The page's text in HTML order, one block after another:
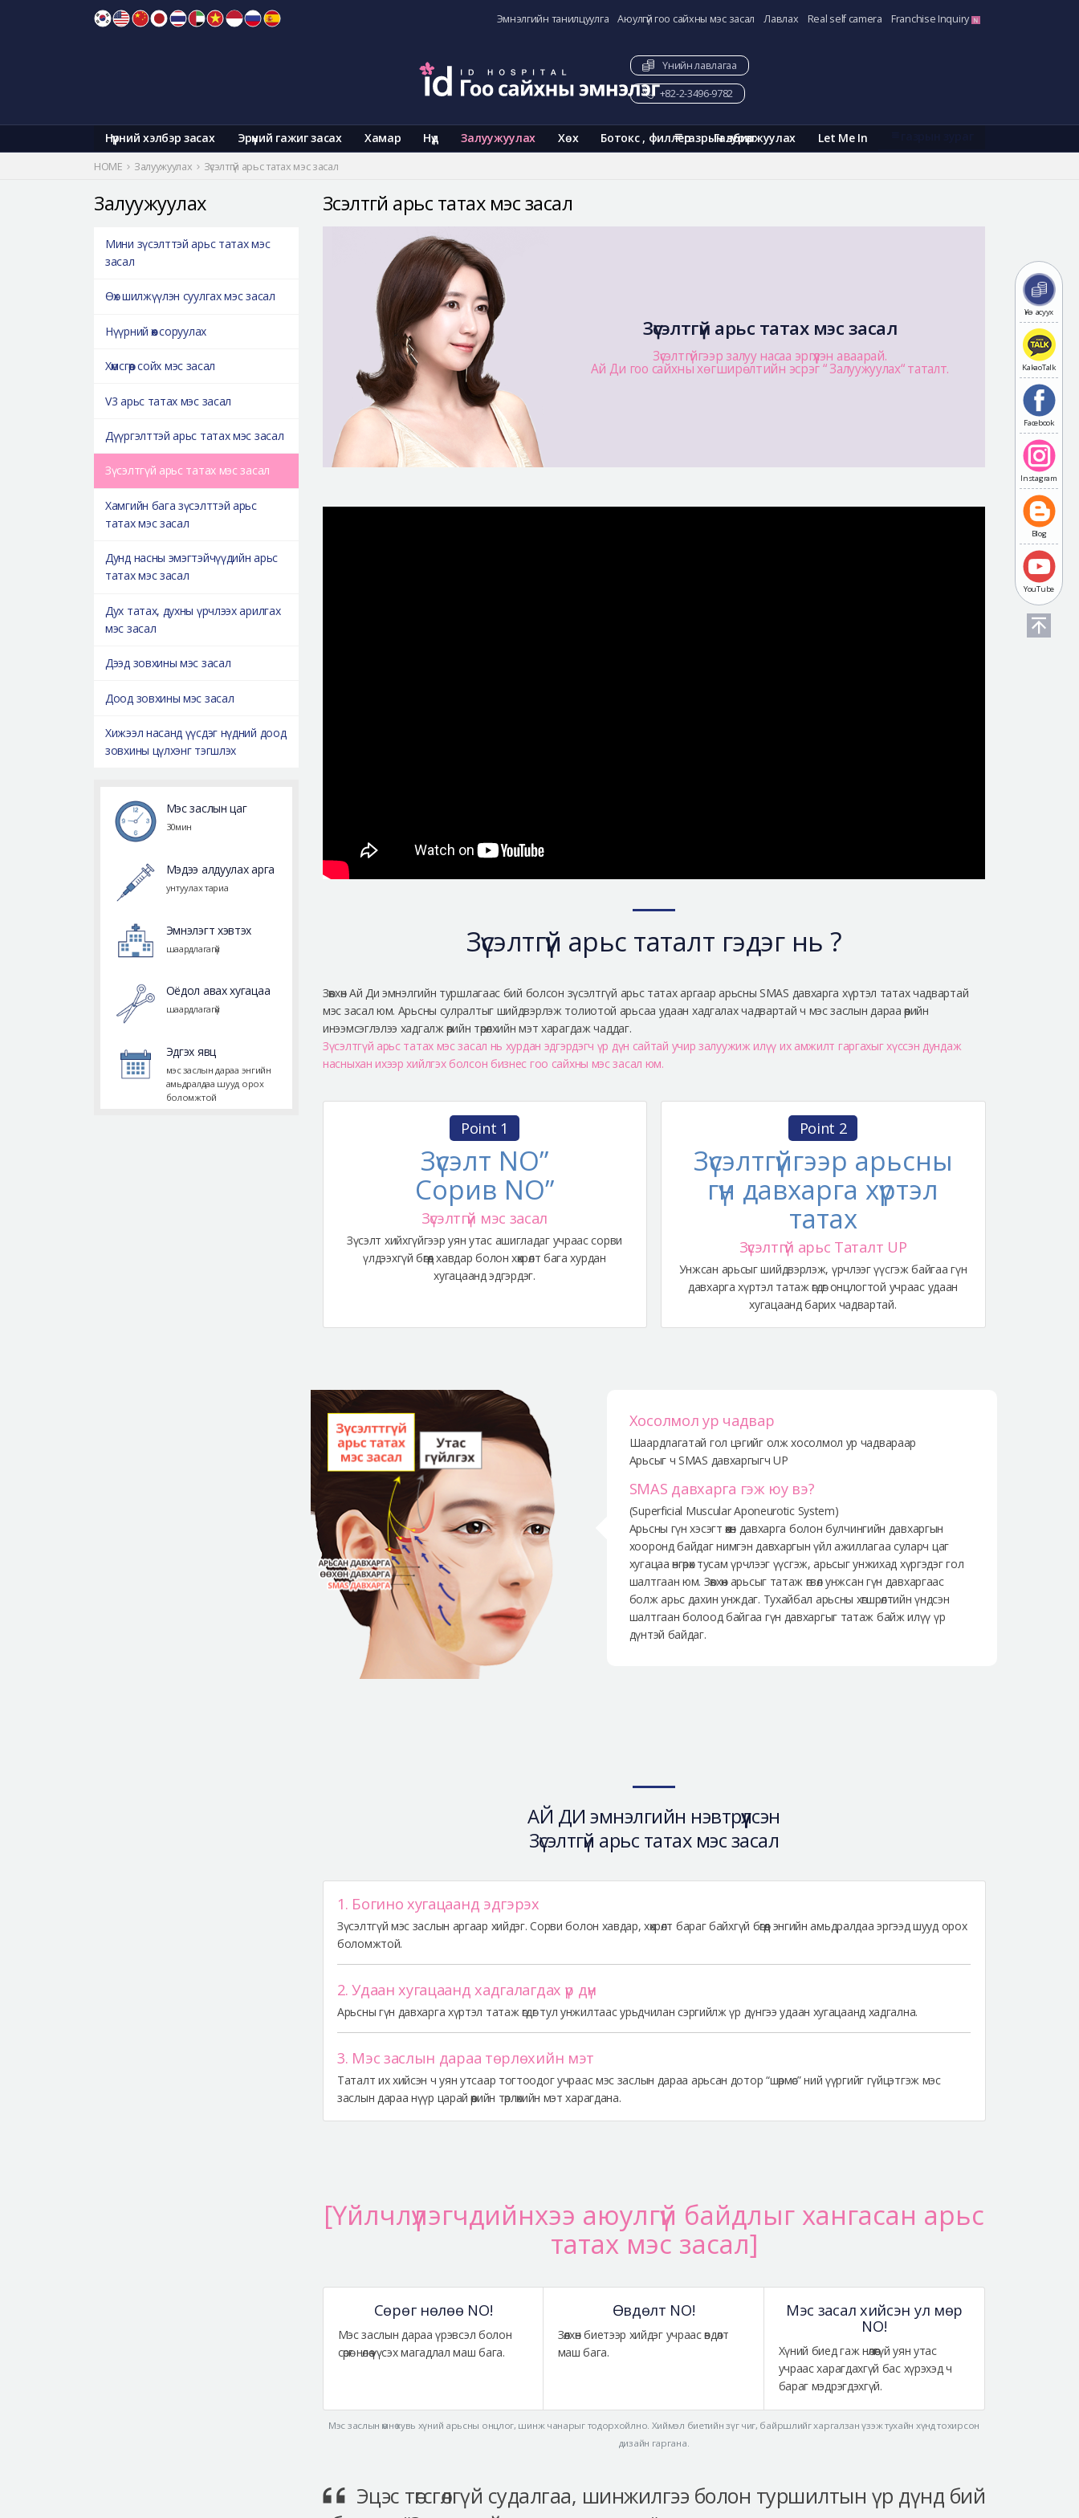
Эмнэлгийн танилцуулга Аюулгүй гоо сайхны мэс засал Лавлах Real self camera Franchise Inquiry
Нүүрний хэлбэр засах Эрүүний гажиг засах Хамар Нүд Залуужуулах Хөх Ботокс , филлер Галбиржуулах Let Me In
газрын зураг
Үнийн лавлагаа
+82-2-3496-9782
Үнэ асуух
KakaoTalk
Facebook
Instagram
Blog
YouTube
HOME Залуужуулах Зүсэлтгүй арьс татах мэс засал
Зүсэлтгүй арьс татах мэс засал
Зүсэлтгүй арьс татах мэс засал
Зүсэлтгүйгээр залуу насаа эргүүлэн аваарай.
Ай Ди гоо сайхны хөгширөлтийн эсрэг “ Залуужуулах“ таталт.
Зүсэлтгүй арьс таталт гэдэг нь ?
Зөвхөн Ай Ди эмнэлгийн туршлагаас бий болсон зүсэлтгүй арьс татах аргаар арьсны SMAS давхарга хүртэл татах чадвартай
мэс засал юм. Арьсны сулралтыг шийдвэрлэж толиотой арьсаа удаан хадгалах чадвартай ч мэс заслын дараа өөрийн
инээмсэглэлээ хадгалж өөрийн төрөлхийн мэт харагдаж чаддаг.
Зүсэлтгүй арьс татах мэс засал нь хурдан эдгэрдэгч үр дүн сайтай учир залуужиж илүү их амжилт гаргахыг хүссэн дундаж
насныхан ихээр хийлгэх болсон бизнес гоо сайхны мэс засал юм.
Point 1
Зүсэлт NO”
Сорив NO”
Зүсэлтгүй мэс засал
Зүсэлт хийхгүйгээр уян утас ашигладаг учраас сорви
үлдээхгүй бөгөөд хавдар болон хөхрөлт бага хурдан
хугацаанд эдгэрдэг.
Point 2
Зүсэлтгүйгээр арьсны
гүн давхарга хүртэл
татах
Зүсэлтгүй арьс Таталт UP
Унжсан арьсыг шийдвэрлэж, үрчлээг үүсгэж байгаа гүн
давхарга хүртэл татаж өгдөг онцлогтой учраас удаан
хугацаанд барих чадвартай.
Хосолмол ур чадвар
Шаардлагатай гол цэгийг олж хосолмол ур чадвараар
Арьсыг ч SMAS давхаргыгч UP
SMAS давхарга гэж юу вэ?
(Superficial Muscular Aponeurotic System)
Арьсны гүн хэсэгт өөхөн давхарга болон булчингийн давхаргын
хооронд байдаг нимгэн давхаргын үйл ажиллагаа суларч цаг
хугацаа өнгөрөх тусам үрчлээг үүсгэж, арьсыг унжихад хүргэдэг гол
шалтгаан юм. Зөвхөн арьсыг татаж өгвөл унжсан гүн давхаргаас
болж арьс дахин унждаг. Тухайбал арьсны хөгшрөлтийн үндсэн
шалтгаан болоод байгаа гүн давхаргыг татаж байж илүү үр
дүнтэй байдаг.
АЙ ДИ эмнэлгийн нэвтрүүлсэн
Зүсэлтгүй арьс татах мэс засал
1. Богино хугацаанд эдгэрэх
Зүсэлтгүй мэс заслын аргаар хийдэг. Сорви болон хавдар, хөхрөлт бараг байхгүй бөгөөд энгийн амьдралдаа эргээд шууд орох
боломжтой.
2. Удаан хугацаанд хадгалагдах үр дүн
Арьсны гүн давхарга хүртэл татаж өгдөг тул унжилтаас урьдчилан сэргийлж үр дүнгээ удаан хугацаанд хадгална.
3. Мэс заслын дараа төрлөхийн мэт
Таталт их хийсэн ч уян утсаар тогтоодог учраас мэс заслын дараа арьсан дотор “шөрмөс” ний үүргийг гүйцэтгэж мэс
заслын дараа нүүр царай өөрийн төрлөхийн мэт харагдана.
[Үйлчлүүлэгчдийнхээ аюулгүй байдлыг хангасан арьс
татах мэс засал]
Сөрөг нөлөө NO!
Мэс заслын дараа үрэвсэл болон
сөрөг нөлөө үүсэх магадлал маш бага.
Өвдөлт NO!
Зөөлхөн биетээр хийдэг учраас өвдөлт
маш бага.
Мэс засал хийсэн ул мөр
NO!
Хүний биед гаж нөлөөгүй уян утас
учраас харагдахгүй бас хүрэхэд ч
бараг мэдрэгдэхгүй.
Мэс заслын өмнө хувь хүний арьсны онцлог, шинж чанарыг тодорхойлно. Хиймэл биетийн зүг чиг, байршлийг харгалзан үзэж тухайн хүнд тохирсон
дизайн гаргана.
Эцэс төгсгөлгүй судалгаа, шинжилгээ болон туршилтын үр дүнд бий
Залуужуулах
Мини зүсэлттэй арьс татах мэс
засал
Өөх шилжүүлэн суулгах мэс засал
Нүүрний өөх соруулах
Хөмсгөөр сойх мэс засал
V3 арьс татах мэс засал
Дүүргэлттэй арьс татах мэс засал
Зүсэлтгүй арьс татах мэс засал
Хамгийн бага зүсэлттэй арьс
татах мэс засал
Дунд насны эмэгтэйчүүдийн арьс
татах мэс засал
Дух татах, духны үрчлээх арилгах
мэс засал
Дээд зовхины мэс засал
Доод зовхины мэс засал
Хижээл насанд үүсдэг нүдний доод
зовхины цүлхэнг тэгшлэх
Мэс заслын цаг
30мин
Мэдээ алдуулах арга
унтуулах тариа
Эмнэлэгт хэвтэх
шаардлагагүй
Оёдол авах хугацаа
шаардлагагүй
Эдгэх явц
мэс заслын дараа энгийн
амьдралдаа шууд орох
боломжтой